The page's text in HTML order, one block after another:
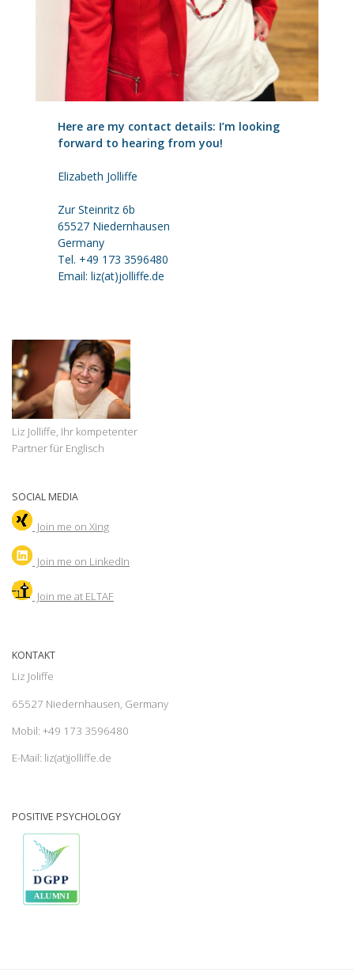
Here are my contact details: I’m looking
forward to hearing from you!
Elizabeth Jolliffe
Zur Steinritz 6b
65527 Niedernhausen
Germany
Tel. +49 173 3596480
Email: liz(at)jolliffe.de
Liz Jolliffe, Ihr kompetenter
Partner für Englisch
SOCIAL MEDIA
Join me on Xing
Join me on LinkedIn
Join me at ELTAF
KONTAKT
Liz Joliffe
65527 Niedernhausen, Germany
Mobil: +49 173 3596480
E-Mail: liz(at)jolliffe.de
POSITIVE PSYCHOLOGY